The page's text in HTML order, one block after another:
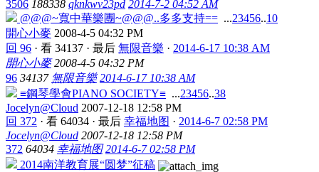
3506 188338 qknkwv23pd 2014-7-2 04:52 AM
@@@~寬中華樂團~@@@..多多支持== ...23456..10
開心小麥 2008-4-5 04:32 PM
回 96 · 看 34137 · 最后 無限音樂 · 2014-6-17 10:38 AM
開心小麥 2008-4-5 04:32 PM
96 34137 無限音樂 2014-6-17 10:38 AM
≡鋼琴學會PIANO SOCIETY≡ ...23456..38
Jocelyn@Cloud 2007-12-18 12:58 PM
回 372 · 看 64034 · 最后 幸福地图 · 2014-6-7 02:58 PM
Jocelyn@Cloud 2007-12-18 12:58 PM
372 64034 幸福地图 2014-6-7 02:58 PM
2014南洋教育展“圆梦”征稿